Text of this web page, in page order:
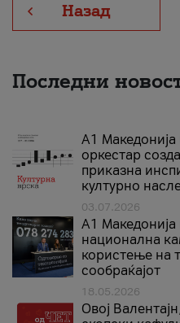
Назад
Последни
А1
оркестар
приказна
културно
03.07.2026
A1
национална
користење на
сообраќајот
18.05.2026
Овој